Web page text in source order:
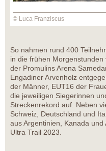
© Luca Franziscus
So nahmen rund 400
in die frühen
der Promulins Arena
Engadiner Arvenholz
der Männer, EUT16 der
die jeweiligen Siegerinnen
Streckenrekord auf. Neben
Schweiz, Deutschland und
aus Argentinien, Kanada
Ultra Trail 2023.